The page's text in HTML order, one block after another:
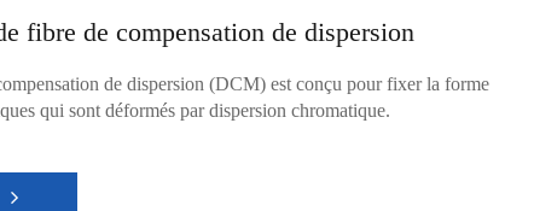
fibre de compensation de dispersion
de dispersion (DCM) est conçu pour fixer la forme
qui sont déformés par dispersion chromatique.